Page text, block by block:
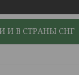
И В СТРАНЫ СНГ